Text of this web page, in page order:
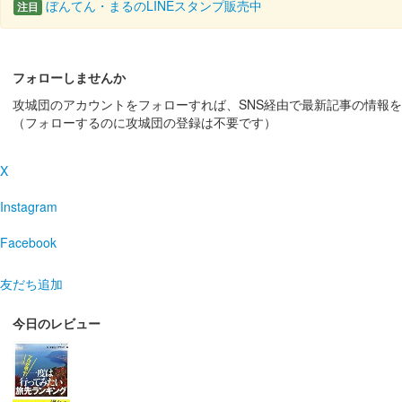
熊本城 御城印
202……
熊本城 御城印
2000枚限定。
注目 ぼんてん・まるのLINEスタンプ販売中
フォローしませんか
攻城団のアカウントをフォローすれば、SNS経由で最新記事の情報
（フォローするのに攻城団の登録は不要です）
X
Instagram
Facebook
友だち追加
今日のレビュー